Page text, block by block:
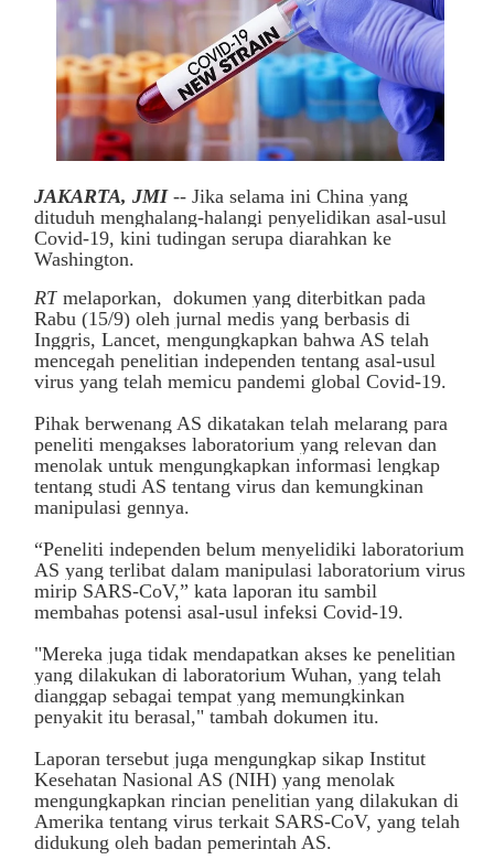
JAKARTA, JMI-- Jika selama ini China yang
dituduh menghalang-halangi penyelidikan asal-usul
Covid-19, kini tudingan serupa diarahkan ke
Washington.
RT melaporkan, dokumen yang diterbitkan pada
Rabu (15/9) oleh jurnal medis yang berbasis di
Inggris, Lancet, mengungkapkan bahwa AS telah
mencegah penelitian independen tentang asal-usul
virus yang telah memicu pandemi global Covid-19.
Pihak berwenang AS dikatakan telah melarang para
peneliti mengakses laboratorium yang relevan dan
menolak untuk mengungkapkan informasi lengkap
tentang studi AS tentang virus dan kemungkinan
manipulasi gennya.
“Peneliti independen belum menyelidiki laboratorium
AS yang terlibat dalam manipulasi laboratorium virus
mirip SARS-CoV,” kata laporan itu sambil
membahas potensi asal-usul infeksi Covid-19.
"Mereka juga tidak mendapatkan akses ke penelitian
yang dilakukan di laboratorium Wuhan, yang telah
dianggap sebagai tempat yang memungkinkan
penyakit itu berasal," tambah dokumen itu.
Laporan tersebut juga mengungkap sikap Institut
Kesehatan Nasional AS (NIH) yang menolak
mengungkapkan rincian penelitian yang dilakukan di
Amerika tentang virus terkait SARS-CoV, yang telah
didukung oleh badan pemerintah AS.